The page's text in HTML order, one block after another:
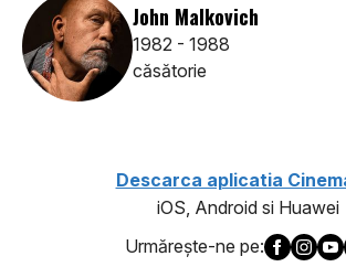
John Malkovich
1982 - 1988
căsătorie
Descarca aplicatia
iOS, Android si Huawei
Urmăreşte-ne pe: